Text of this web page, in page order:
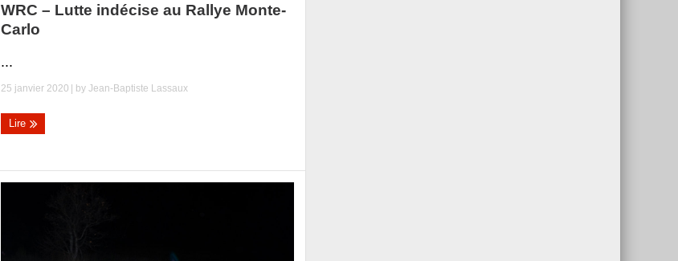
WRC – Lutte indécise au Rallye Monte-
Carlo
...
25 janvier 2020 | byJean-Baptiste Lassaux
Lire